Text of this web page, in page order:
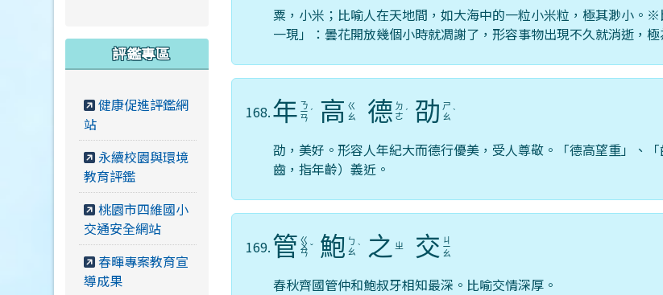
粟，小米；比喻人在天地間，如大海中的一粒小米粒，極其渺小。※
一現」：曇花開放幾個小時就凋謝了，形容事物出現不久就消逝，極
168.年 ㄋ
ㄧ
ㄢ
ˊ 高 ㄍ
ㄠ
德 ㄉ
ㄜ ˊ 劭 ㄕ
ㄠ ˋ
劭，美好。形容人年紀大而德行優美，受人尊敬。「德高望重」、「
齒，指年齡）義近。
169.管 ㄍ
ㄨ
ㄢ
ˇ 鮑 ㄅ
ㄠ ˋ 之 ㄓ 交 ㄐ
ㄧ
ㄠ
春秋齊國管仲和鮑叔牙相知最深。比喻交情深厚。
評鑑專區
健康促進評鑑網
站
永續校園與環境
教育評鑑
桃園市四維國小
交通安全網站
春暉專案教育宣
導成果